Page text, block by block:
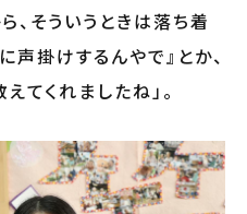
、そういうときは落ち着
声掛けするんやで』とか、
てくれましたね」。